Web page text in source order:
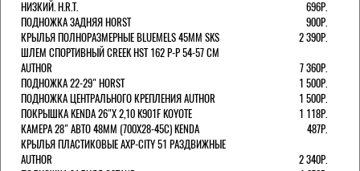
НИЗКИЙ. H.R.T.
696Р.
ПОДНОЖКА ЗАДНЯЯ HORST
900Р.
КРЫЛЬЯ ПОЛНОРАЗМЕРНЫЕ BLUEMELS 45MM SKS
2 390Р.
ШЛЕМ СПОРТИВНЫЙ CREEK HST 162 Р-Р 54-57 СМ
AUTHOR
7 360Р.
ПОДНОЖКА 22-29" HORST
1 500Р.
ПОДНОЖКА ЦЕНТРАЛЬНОГО КРЕПЛЕНИЯ AUTHOR
1 500Р.
ПОКРЫШКА KENDA 26"Х 2,10 K901F KOYOTE
1 118Р.
КАМЕРА 28" АВТО 48ММ (700Х28-45С) KENDA
487Р.
КРЫЛЬЯ ПЛАСТИКОВЫЕ AXP-CITY 51 РАЗДВИЖНЫЕ
AUTHOR
2 340Р.